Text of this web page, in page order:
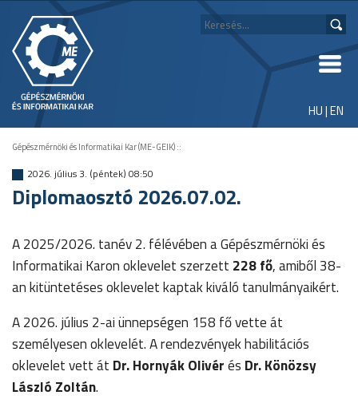
HU|EN
Gépészmérnöki és Informatikai Kar (ME-GEIK)::
2026. július 3. (péntek) 08:50
Diplomaosztó 2026.07.02.
A 2025/2026. tanév 2. félévében a Gépészmérnöki és
Informatikai Karon oklevelet szerzett 228 fő, amiből 38-
an kitüntetéses oklevelet kaptak kiváló tanulmányaikért.
A 2026. július 2-ai ünnepségen 158 fő vette át
személyesen oklevelét. A rendezvények habilitációs
oklevelet vett át Dr. Hornyák Olivérés Dr. Könözsy
László Zoltán.